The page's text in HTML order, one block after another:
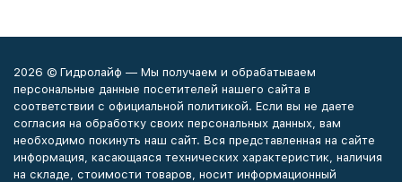
2026 © Гидролайф — Мы получаем и обрабатываем
персональные данные посетителей нашего сайта в
соответствии с официальной политикой. Если вы не даете
согласия на обработку своих персональных данных, вам
необходимо покинуть наш сайт. Вся представленная на сайте
информация, касающаяся технических характеристик, наличия
на складе, стоимости товаров, носит информационный